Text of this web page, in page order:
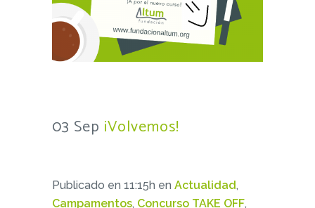
03 Sep ¡Volvemos!
Publicado en 11:15h en Actualidad,
Campamentos, Concurso TAKE OFF,